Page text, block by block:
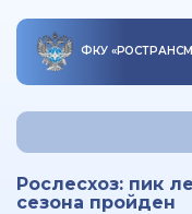
ФКУ «
Рослесхоз: пик
сезона пройден